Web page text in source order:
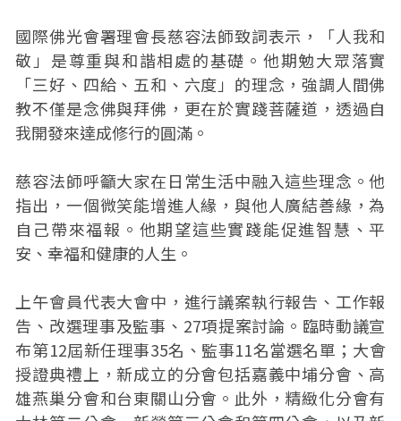
國際佛光會署理會長慈容法師致詞表示，「人我和
敬」是尊重與和諧相處的基礎。他期勉大眾落實
「三好、四給、五和、六度」的理念，強調人間佛
教不僅是念佛與拜佛，更在於實踐菩薩道，透過自
我開發來達成修行的圓滿。
慈容法師呼籲大家在日常生活中融入這些理念。他
指出，一個微笑能增進人緣，與他人廣結善緣，為
自己帶來福報。他期望這些實踐能促進智慧、平
安、幸福和健康的人生。
上午會員代表大會中，進行議案執行報告、工作報
告、改選理事及監事、27項提案討論。臨時動議宣
布第12屆新任理事35名、監事11名當選名單；大會
授證典禮上，新成立的分會包括嘉義中埔分會、高
雄燕巢分會和台東關山分會。此外，精緻化分會有